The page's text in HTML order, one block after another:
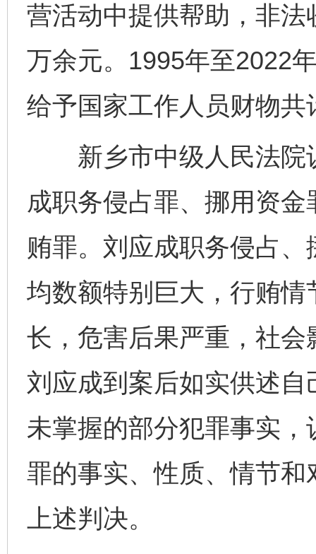
营活动中提供帮助，非
万余元。1995年至2022
给予国家工作人员财物
新乡市中级人民法院
成职务侵占罪、挪用资
贿罪。刘应成职务侵占
均数额特别巨大，行贿
长，危害后果严重，社
刘应成到案后如实供述
未掌握的部分犯罪事实
罪的事实、性质、情节
上述判决。